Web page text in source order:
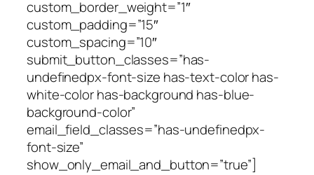
custom_border_weight=”1″
custom_padding=”15″
custom_spacing=”10″
submit_button_classes=”has-
undefinedpx-font-size has-text-color has-
white-color has-background has-blue-
background-color”
email_field_classes=”has-undefinedpx-
font-size”
show_only_email_and_button=”true”]